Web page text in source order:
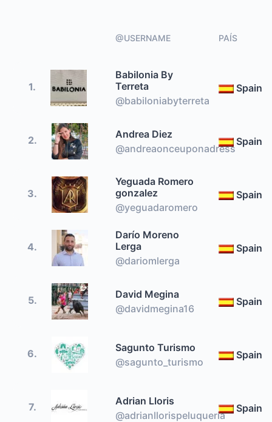
@USERNAME PAÍS
1.
Babilonia By
Terreta
@babiloniabyterreta
Spain
2.
Andrea Diez
@andreaonceuponadress
Spain
3.
Yeguada Romero
gonzalez
@yeguadaromero
Spain
4.
Darío Moreno
Lerga
@dariomlerga
Spain
5.
David Megina
@davidmegina16
Spain
6.
Sagunto Turismo
@sagunto_turismo
Spain
7.
Adrian Lloris
@adrianllorispeluqueria
Spain